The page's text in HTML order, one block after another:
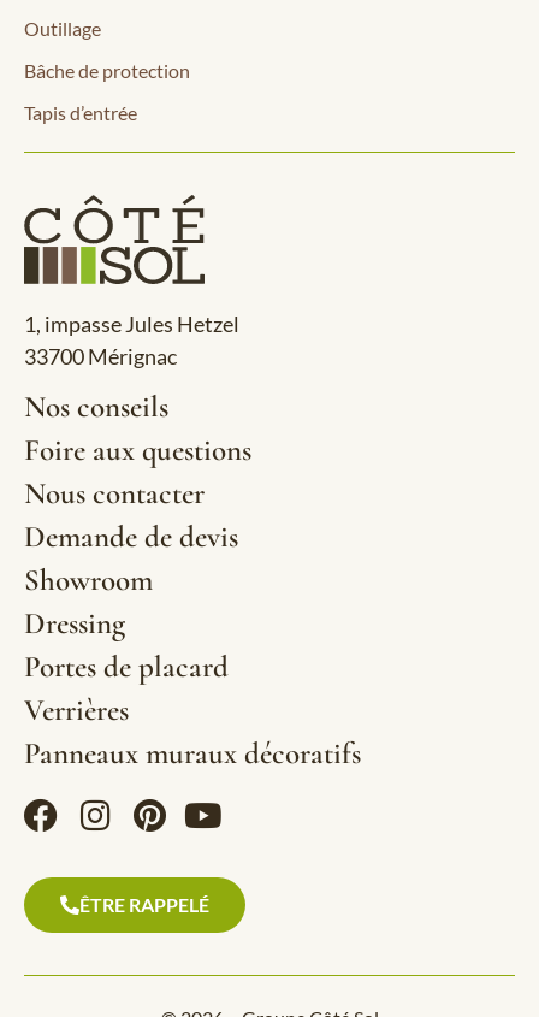
Outillage
Bâche de protection
Tapis d’entrée
1, impasse Jules Hetzel
33700 Mérignac
Nos conseils
Foire aux questions
Nous contacter
Demande de devis
Showroom
Dressing
Portes de placard
Verrières
Panneaux muraux décoratifs
ÊTRE RAPPELÉ